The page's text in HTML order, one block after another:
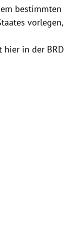
bestimmten
vorlegen,
hier in der BRD